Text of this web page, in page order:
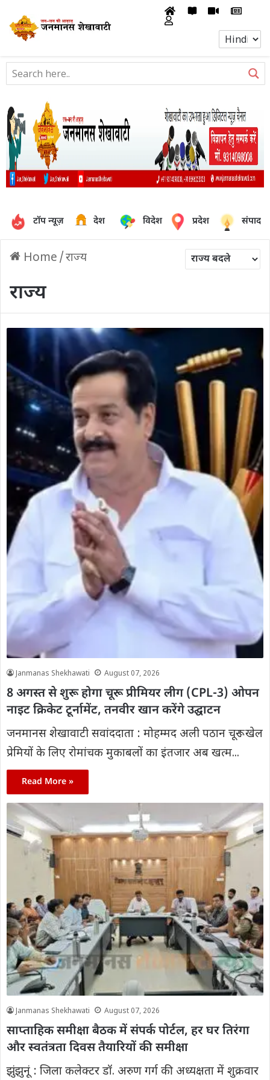
टॉप न्यूज़ देश विदेश प्रदेश
Home /राज्य
राज्य
Janmanas Shekhawati August 07, 2026
8 अगस्त से शुरू होगा चूरू प्रीमियर लीग (CPL-3) ओपन
नाइट क्रिकेट टूर्नामेंट, तनवीर खान करेंगे उद्घाटन
जनमानस शेखावाटी सवांददाता : मोहम्मद अली पठान चूरू : खेल
प्रेमियों के लिए रोमांचक मुकाबलों का इंतजार अब खत्म...
Read More »
Janmanas Shekhawati August 07, 2026
साप्ताहिक समीक्षा बैठक में संपर्क पोर्टल, हर घर तिरंगा
और स्वतंत्रता दिवस तैयारियों की समीक्षा
झुंझुनूं : जिला कलेक्टर डॉ. अरुण गर्ग की अध्यक्षता में शुक्रवार